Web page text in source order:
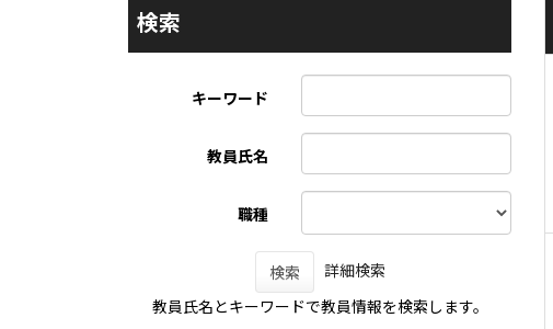
検索
キーワード
教員氏名
職種
検索
詳細検索
教員氏名とキーワードで教員情報を検索します。